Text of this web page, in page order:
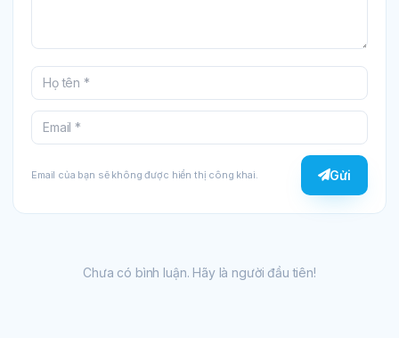
Email của bạn sẽ không được hiển thị công khai. Gửi
Chưa có bình luận. Hãy là người đầu tiên!